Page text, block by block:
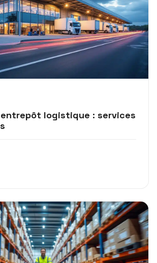
entrepôt logistique : services